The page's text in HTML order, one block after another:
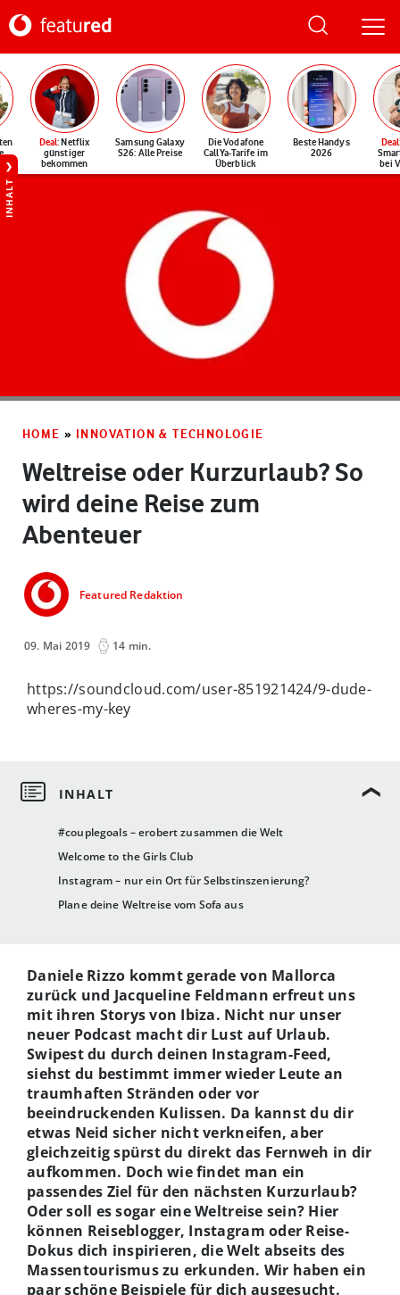
Deal: Netflix
günstiger
bekommen
Samsung Galaxy
S26: Alle Preise
Die Vodafone
CallYa-Tarife im
Überblick
Beste Handys
2026
Deal
bei
INHALT
HOME » INNOVATION & TECHNOLOGIE
Weltreise oder Kurzurlaub? So
wird deine Reise zum
Abenteuer
Featured Redaktion
09. Mai 2019 14 min.
#couplegoals – erobert zusammen die Welt
Welcome to the Girls Club
Instagram – nur ein Ort für Selbstinszenierung?
Plane deine Weltreise vom Sofa aus
https://soundcloud.com/user-851921424/9-dude-
wheres-my-key
Daniele Rizzo kommt gerade von Mallorca
zurück und Jacqueline Feldmann erfreut uns
mit ihren Storys von Ibiza. Nicht nur unser
neuer Podcast macht dir Lust auf Urlaub.
Swipest du durch deinen Instagram-Feed,
siehst du bestimmt immer wieder Leute an
traumhaften Stränden oder vor
beeindruckenden Kulissen. Da kannst du dir
etwas Neid sicher nicht verkneifen, aber
gleichzeitig spürst du direkt das Fernweh in dir
aufkommen. Doch wie findet man ein
passendes Ziel für den nächsten Kurzurlaub?
Oder soll es sogar eine Weltreise sein? Hier
können Reiseblogger, Instagram oder Reise-
Dokus dich inspirieren, die Welt abseits des
Massentourismus zu erkunden. Wir haben ein
paar schöne Beispiele für dich ausgesucht.